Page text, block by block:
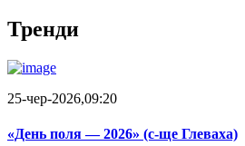
Тренди
25-чер-2026,09:20
«День поля — 2026» (c-ще Глеваха)